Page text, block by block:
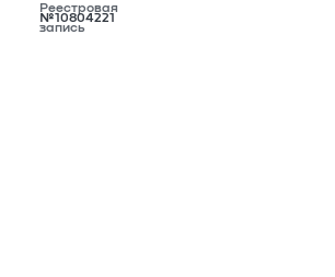
Реестровая
запись
№10804221